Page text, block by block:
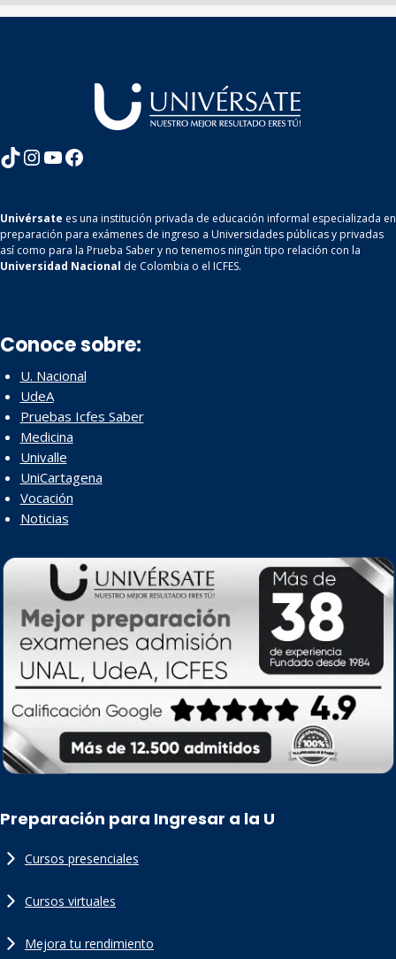
TikTok InstagramYouTube Facebook
Univérsate es una institución privada de educación informal especializada en
preparación para exámenes de ingreso a Universidades públicas y privadas
así como para la Prueba Saber y no tenemos ningún tipo relación con la
Universidad Nacional de Colombia o el ICFES.
Conoce sobre:
U. Nacional
UdeA
Pruebas Icfes Saber
Medicina
Univalle
UniCartagena
Vocación
Noticias
Preparación para Ingresar a la U
Cursos presenciales
Cursos virtuales
Mejora tu rendimiento